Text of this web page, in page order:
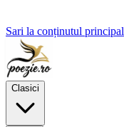
Sari la conținutul principal
Clasici